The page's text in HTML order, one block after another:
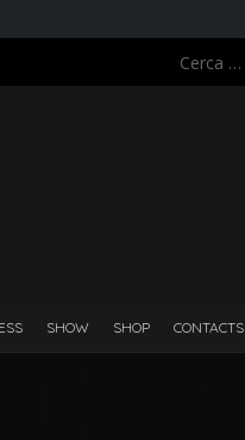
Ricerca
SHOW SHOP CONTACTS